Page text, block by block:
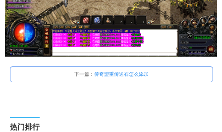
下一篇： 传奇盟重传送石怎么添加
热门排行